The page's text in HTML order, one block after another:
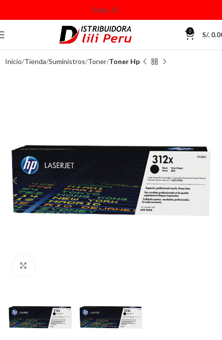
0 S/.
Inicio Tienda Suministros Toner Toner Hp